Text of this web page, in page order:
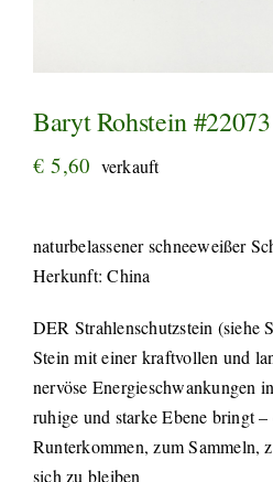
Baryt Rohstein #22073
€ 5,60 verkauft
naturbelassener schneeweißer
Herkunft: China
DER Strahlenschutzstein (siehe
Stein mit einer kraftvollen und
nervöse Energieschwankungen
ruhige und starke Ebene bringt
Runterkommen, zum Sammeln,
sich zu bleiben